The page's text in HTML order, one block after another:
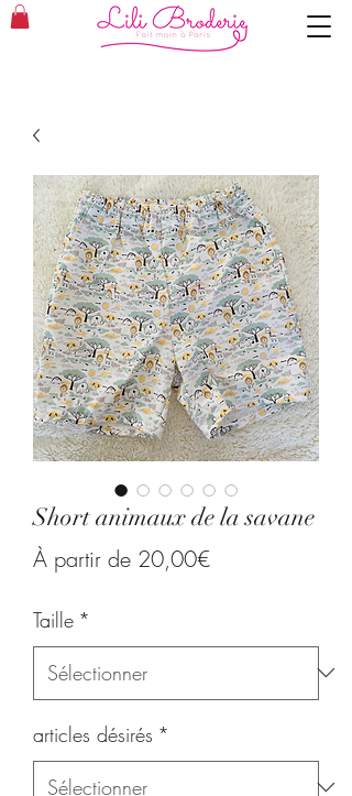
Short animaux de la savane
À partir de 20,00€Prix
Taille *
articles désirés *